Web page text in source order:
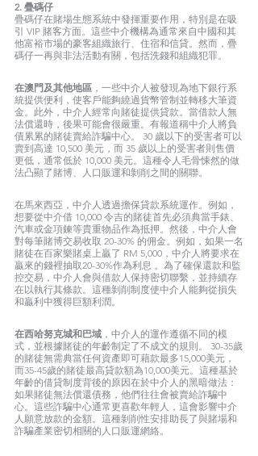
2. 疊碼仔
疊碼仔在賭場生態系統中發揮重要作用，特別是在吸
引 VIP 賭客方面。這些中介機構為通常來自中國和其
他富裕市場的豪客組織旅行、住宿和信貸。然而，疊
碼仔一再與非法活動有關，包括洗錢和組織犯罪。
在澳門及其他地區 ，一些中介人被發現為地下銀行系
統提供便利，使客戶能夠繞過貨幣管制並轉移大筆資
金。此外，中介人經常向賭徒提供貸款。當借款人無
法償還時，後果可能會很嚴重。有報道稱中介人將負
債累累的賭徒賣給詐騙中心。 30 歲以下的受害者可以
賣到高達 10,500 美元，而 35 歲以上的受害者則售價
更低，通常低於 10,000 美元。這種令人毛骨悚然的做
法凸顯了賭博、人口販運和剝削之間的關聯。
在馬來西亞，中介人透過擔保貸款系統運作。例如，
想要從中介借 10,000 令吉的賭徒首先必須典當手錶、
汽車或金項鍊等貴重物品作為抵押。然後，中介人會
對每筆賭博交易收取 20-30% 的佣金。例如，如果一名
賭徒在百家樂賭桌上贏了 RM 5,000，中介人將要求在
贏來的錢裡抽取20-30%作為利息 。為了確保還款和監
控交易，中介人會與借款人保持密切聯繫，並持續存
在以執行其條款。這種剝削制度使中介人能夠從損失
和贏利中獲得巨額利潤。
在西哈努克城和巴域 ，中介人的運作遵循不同的模
式，並根據賭徒的年齡制定了不成文的規則。 30-35歲
的賭徒無需典當任何資產即可藉款最多15,000美元，
而35-45歲的賭徒最高貸款額為10,000美元。這種基於
年齡的借貸制度背後的原因在於中介人的黑暗做法：
如果賭徒無法償還債務，他們往往會被賣給詐騙中
心。這些詐騙中心通常更喜歡年輕人，這會影響中介
人願意放款的金額。這種剝削性安排助長了與賭場和
詐騙產業密切相關的人口販運網絡。